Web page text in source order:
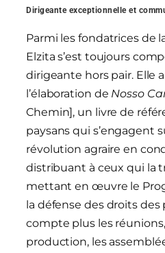
Dirigeante exceptionnelle et
Parmi les fondatrices de
Elzita s’est toujours
dirigeante hors pair. Elle
l’élaboration de Nosso
Chemin], un livre de
paysans qui s’engagent
révolution agraire en
distribuant à ceux qui la
mettant en œuvre le
la défense des droits des
compte plus les
production, les